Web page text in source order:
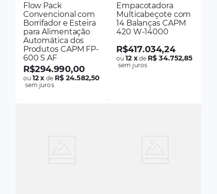
Flow Pack
Convencional com
Borrifador e Esteira
para Alimentação
Automática dos
Produtos CAPM FP-
600 S AF
R$294.990,00
ou12x de R$ 24.582,50
sem juros
Empacotadora
Multicabeçote com
14 Balanças CAPM
420 W-14000
R$417.034,24
ou12 xde R$ 34.752,85
sem juros